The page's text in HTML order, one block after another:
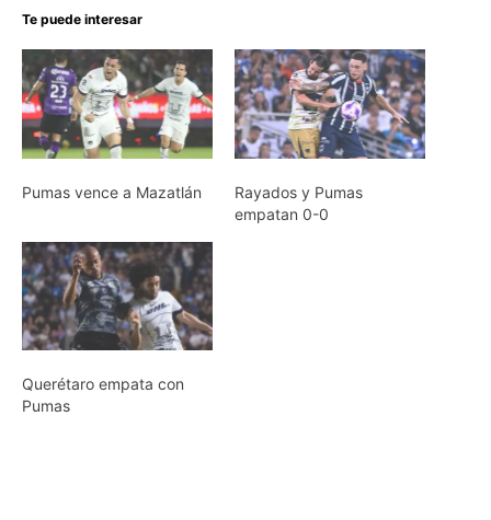
Te puede interesar
Pumas vence a Mazatlán
Rayados y Pumas
empatan 0-0
Querétaro empata con
Pumas